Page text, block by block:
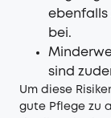
ebenfalls
bei.
sind
Um diese
gute Pflege zu